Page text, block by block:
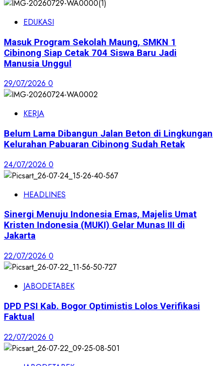
EDUKASI
Masuk Program Sekolah Maung, SMKN 1
Cibinong Siap Cetak 704 Siswa Baru Jadi
Manusia Unggul
29/07/2026 0
KERJA
Belum Lama Dibangun Jalan Beton di Lingkungan
Kelurahan Pabuaran Cibinong Sudah Retak
24/07/2026 0
HEADLINES
Sinergi Menuju Indonesia Emas, Majelis Umat
Kristen Indonesia (MUKI) Gelar Munas III di
Jakarta
22/07/2026 0
JABODETABEK
DPD PSI Kab. Bogor Optimistis Lolos Verifikasi
Faktual
22/07/2026 0